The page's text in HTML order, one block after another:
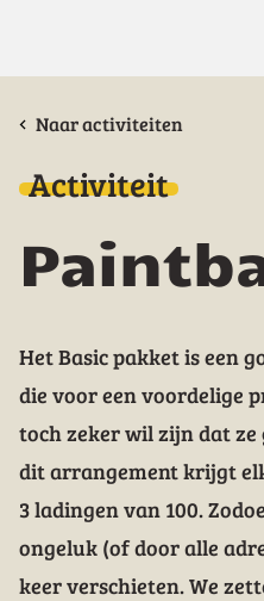
Naar activiteiten
Activiteit
Het Basic pakket is een
die voor een voordelige
toch zeker wil zijn dat ze
dit arrangement krijgt
3 ladingen van 100.
ongeluk (of door alle
keer verschieten. We